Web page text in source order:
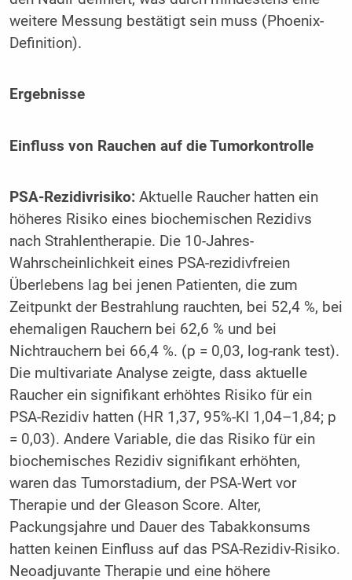
weitere Messung bestätigt sein muss (Phoenix-
Definition).
Ergebnisse
Einfluss von Rauchen auf die Tumorkontrolle
PSA-Rezidivrisiko:Aktuelle Raucher hatten ein
höheres Risiko eines biochemischen Rezidivs
nach Strahlentherapie. Die 10-Jahres-
Wahrscheinlichkeit eines PSA-rezidivfreien
Überlebens lag bei jenen Patienten, die zum
Zeitpunkt der Bestrahlung rauchten, bei 52,4 %, bei
ehemaligen Rauchern bei 62,6 % und bei
Nichtrauchern bei 66,4 %. (p = 0,03, log-rank test).
Die multivariate Analyse zeigte, dass aktuelle
Raucher ein signifikant erhöhtes Risiko für ein
PSA-Rezidiv hatten (HR 1,37, 95%-KI 1,04–1,84; p
= 0,03). Andere Variable, die das Risiko für ein
biochemisches Rezidiv signifikant erhöhten,
waren das Tumorstadium, der PSA-Wert vor
Therapie und der Gleason Score. Alter,
Packungsjahre und Dauer des Tabakkonsums
hatten keinen Einfluss auf das PSA-Rezidiv-Risiko.
Neoadjuvante Therapie und eine höhere